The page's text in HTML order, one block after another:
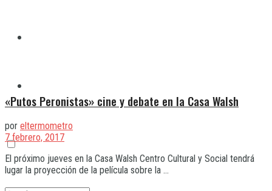
«Putos Peronistas» cine y debate en la Casa Walsh
por eltermometro
7 febrero, 2017
El próximo jueves en la Casa Walsh Centro Cultural y Social tendrá
lugar la proyección de la película sobre la ...